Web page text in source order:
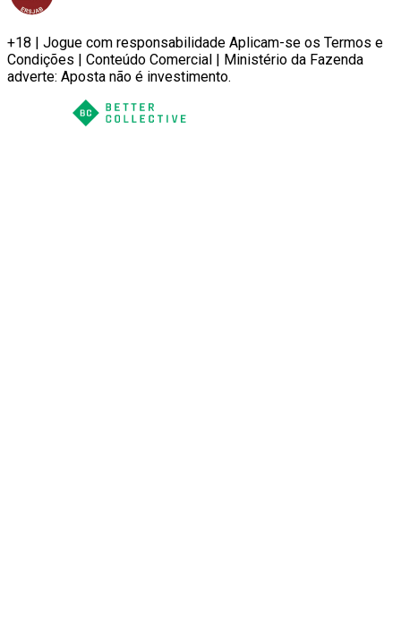
+18 | Jogue com responsabilidade Aplicam-se os Termos e
Condições | Conteúdo Comercial | Ministério da Fazenda
adverte: Aposta não é investimento.